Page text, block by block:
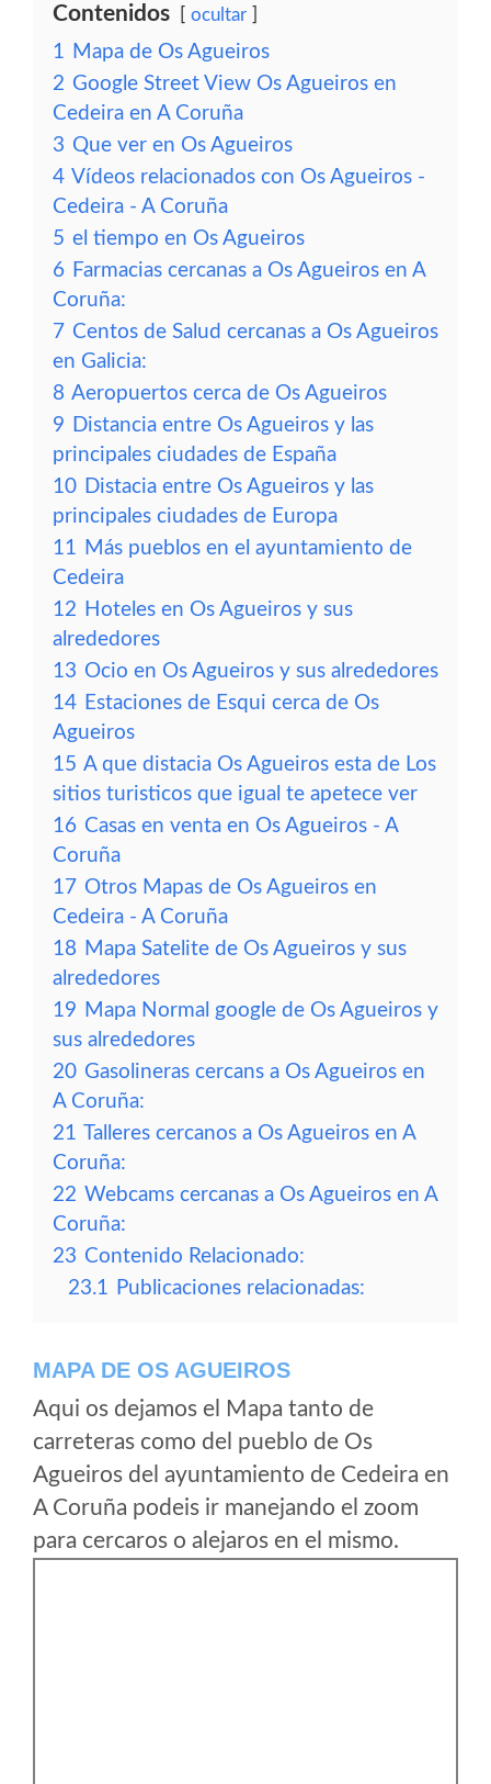
Contenidos ocultar
1 Mapa de Os Agueiros
2 Google Street View Os Agueiros en
Cedeira en A Coruña
3 Que ver en Os Agueiros
4 Vídeos relacionados con Os Agueiros -
Cedeira - A Coruña
5 el tiempo en Os Agueiros
6 Farmacias cercanas a Os Agueiros en A
Coruña:
7 Centos de Salud cercanas a Os Agueiros
en Galicia:
8 Aeropuertos cerca de Os Agueiros
9 Distancia entre Os Agueiros y las
principales ciudades de España
10 Distacia entre Os Agueiros y las
principales ciudades de Europa
11 Más pueblos en el ayuntamiento de
Cedeira
12 Hoteles en Os Agueiros y sus
alrededores
13 Ocio en Os Agueiros y sus alrededores
14 Estaciones de Esqui cerca de Os
Agueiros
15 A que distacia Os Agueiros esta de Los
sitios turisticos que igual te apetece ver
16 Casas en venta en Os Agueiros - A
Coruña
17 Otros Mapas de Os Agueiros en
Cedeira - A Coruña
18 Mapa Satelite de Os Agueiros y sus
alrededores
19 Mapa Normal google de Os Agueiros y
sus alrededores
20 Gasolineras cercans a Os Agueiros en
A Coruña:
21 Talleres cercanos a Os Agueiros en A
Coruña:
22 Webcams cercanas a Os Agueiros en A
Coruña:
23 Contenido Relacionado:
23.1 Publicaciones relacionadas:
MAPA DE OS AGUEIROS
Aqui os dejamos el Mapa tanto de
carreteras como del pueblo de Os
Agueiros del ayuntamiento de Cedeira en
A Coruña podeis ir manejando el zoom
para cercaros o alejaros en el mismo.